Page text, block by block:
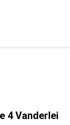
4 Vanderlei